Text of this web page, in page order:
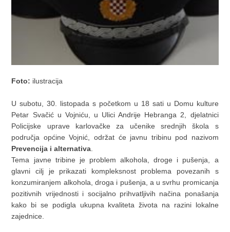
Foto: ilustracija
U subotu, 30. listopada s početkom u 18 sati u Domu kulture
Petar Svačić u Vojniću, u Ulici Andrije Hebranga 2, djelatnici
Policijske uprave karlovačke za učenike srednjih škola s
područja općine Vojnić, održat će javnu tribinu pod nazivom
Prevencija i alternativa
Tema javne tribine je problem alkohola, droge i pušenja, a
glavni cilj je prikazati kompleksnost problema povezanih s
konzumiranjem alkohola, droga i pušenja, a u svrhu promicanja
pozitivnih vrijednosti i socijalno prihvatljivih načina ponašanja
kako bi se podigla ukupna kvaliteta života na razini lokalne
zajednice.